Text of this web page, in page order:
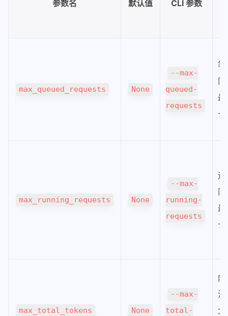
参数名 默认值 CLI 参数
max_queued_requests None
--max-
queued-
requests
等
队
最
长
max_running_requests None
--max-
running-
requests
运
队
最
长
max_total_tokens None
--max-
total-
内
池
大